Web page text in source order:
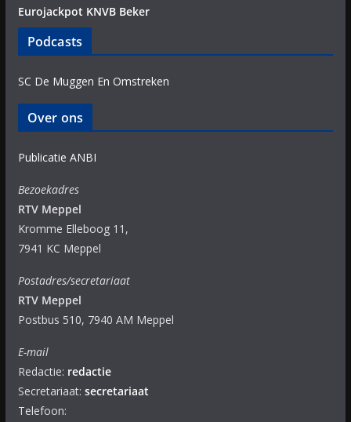
Eurojackpot KNVB Beker
Podcasts
SC De Muggen En Omstreken
Over ons
Publicatie ANBI
Bezoekadres
RTV Meppel
Kromme Elleboog 11,
7941 KC Meppel
Postadres/secretariaat
RTV Meppel
Postbus 510, 7940 AM Meppel
E-mail
Redactie: redactie
Secretariaat: secretariaat
Telefoon: